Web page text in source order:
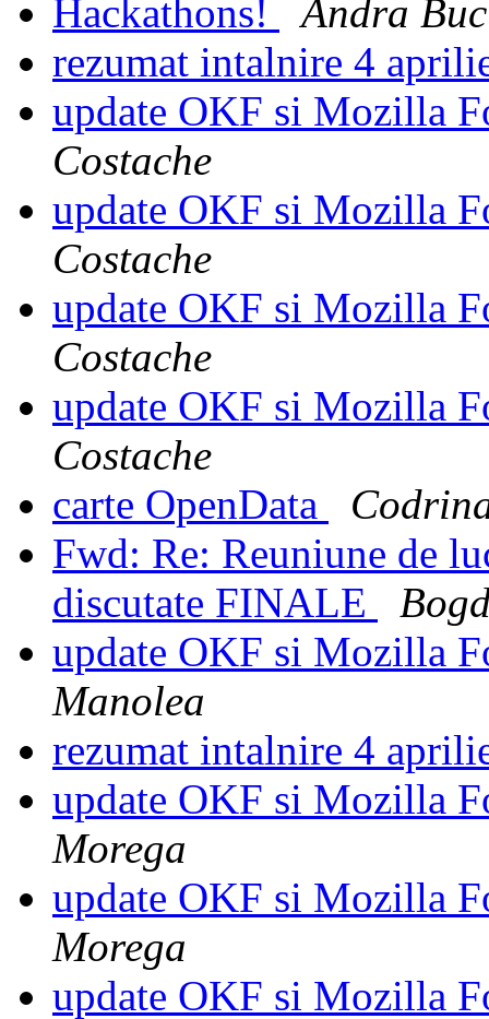
Hackathons!
Andra
rezumat intalnire 4
update OKF si Mozilla
Costache
update OKF si Mozilla
Costache
update OKF si Mozilla
Costache
update OKF si Mozilla
Costache
carte OpenData
Fwd: Re: Reuniune de
discutate FINALE
update OKF si Mozilla
Manolea
rezumat intalnire 4
update OKF si Mozilla
Morega
update OKF si Mozilla
Morega
update OKF si Mozilla